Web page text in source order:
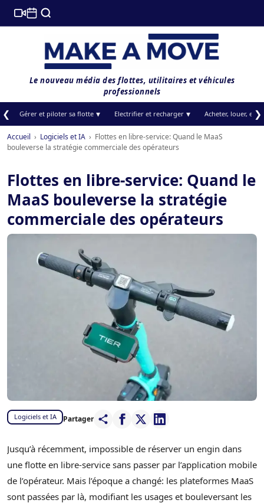
Le nouveau média des flottes, utilitaires et véhicules
professionnels
❮ Gérer et piloter sa flotte Electrifier et recharger Acheter, louer, et❯
Accueil › Logiciels et IA › Flottes en libre-service: Quand le MaaS
bouleverse la stratégie commerciale des opérateurs
Flottes en libre-service: Quand le
MaaS bouleverse la stratégie
commerciale des opérateurs
Logiciels et IA Partager
Jusqu’à récemment, impossible de réserver un engin dans
une flotte en libre-service sans passer par l’application mobile
de l’opérateur. Mais l’époque a changé: les plateformes MaaS
sont passées par là, modifiant les usages et bouleversant les